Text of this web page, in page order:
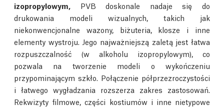
izopropylowym, PVB doskonale nadaje się do
drukowania modeli wizualnych, takich jak
niekonwencjonalne wazony, biżuteria, klosze i inne
elementy wystroju. Jego najważniejszą zaletą jest łatwa
rozpuszczalność (w alkoholu izopropylowym), co
pozwala na tworzenie modeli o wykończeniu
przypominającym szkło. Połączenie półprzezroczystości
i łatwego wygładzania rozszerza zakres zastosowań.
Rekwizyty filmowe, części kostiumów i inne nietypowe